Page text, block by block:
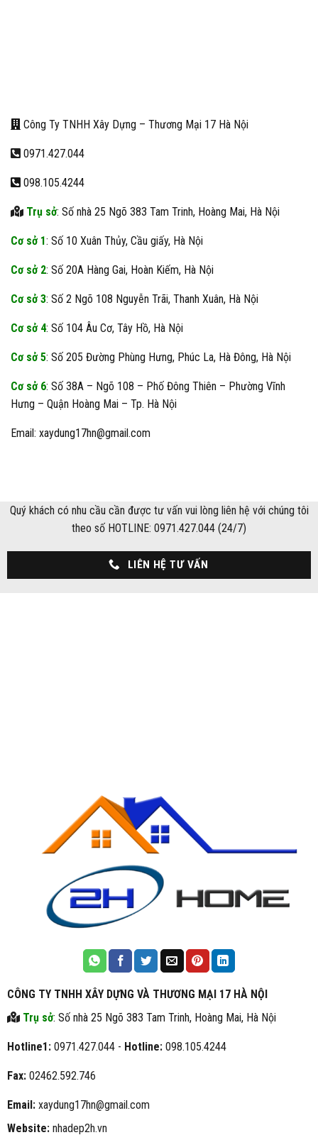
Công Ty TNHH Xây Dựng – Thương Mại 17 Hà Nội
0971.427.044
098.105.4244
Trụ sở: Số nhà 25 Ngõ 383 Tam Trinh, Hoàng Mai, Hà Nội
Cơ sở 1: Số 10 Xuân Thủy, Cầu giấy, Hà Nội
Cơ sở 2: Số 20A Hàng Gai, Hoàn Kiếm, Hà Nội
Cơ sở 3: Số 2 Ngõ 108 Nguyễn Trãi, Thanh Xuân, Hà Nội
Cơ sở 4: Số 104 Âu Cơ, Tây Hồ, Hà Nội
Cơ sở 5: Số 205 Đường Phùng Hưng, Phúc La, Hà Đông, Hà Nội
Cơ sở 6: Số 38A – Ngõ 108 – Phố Đông Thiên – Phường Vĩnh
Hưng – Quận Hoàng Mai – Tp. Hà Nội
Email: xaydung17hn@gmail.com
Quý khách có nhu cầu cần được tư vấn vui lòng liên hệ với chúng tôi
theo số HOTLINE: 0971.427.044 (24/7)
LIÊN HỆ TƯ VẤN
CÔNG TY TNHH XÂY DỰNG VÀ THƯƠNG MẠI 17 HÀ NỘI
Trụ sở: Số nhà 25 Ngõ 383 Tam Trinh, Hoàng Mai, Hà Nội
Hotline1:0971.427.044 - Hotline:098.105.4244
Fax:02462.592.746
Email:xaydung17hn@gmail.com
Website:nhadep2h.vn